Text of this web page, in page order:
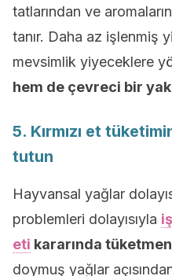
tatlarından ve
tanır. Daha az işlenmiş
mevsimlik yiyeceklere
hem de çevreci bir
5. Kırmızı et
tutun
Hayvansal yağlar
problemleri dolayısıyla
eti kararında
doymuş yağlar